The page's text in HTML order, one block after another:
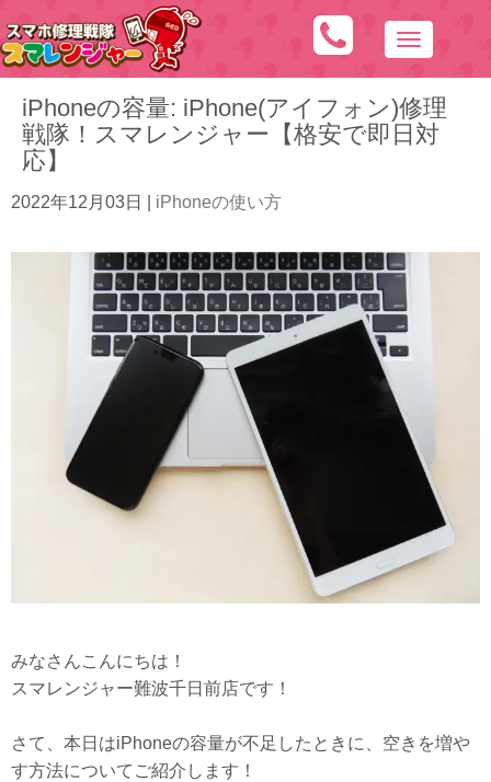
N
a
v
i
i
n
iPhoneの容量: iPhone(アイフォン)修理
戦隊！スマレンジャー【格安で即日対
応】
2022年12月03日 iPhoneの使い方
みなさんこんにちは！
スマレンジャー難波千日前店です！
さて、本日はiPhoneの容量が不足したときに、空きを増や
す方法についてご紹介します！